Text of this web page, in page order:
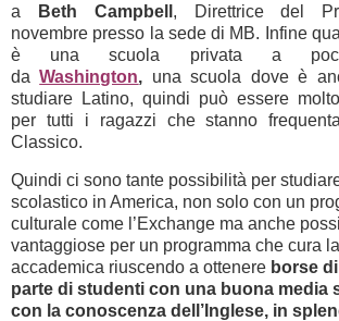
a
Beth Campbell , Direttrice del
novembre presso la sede di MB. Infine
è una scuola privata a
daWashington, una scuola dove è
studiare Latino, quindi può essere
per tutti i ragazzi che stanno
Classico.
Quindi ci sono tante possibilità per
scolastico in America, non solo con un
culturale come l’Exchange ma anche
vantaggiose per un programma che cura
accademica riuscendo a ottenere borse
parte di studenti con una buona media
con la conoscenza dell’Inglese, in